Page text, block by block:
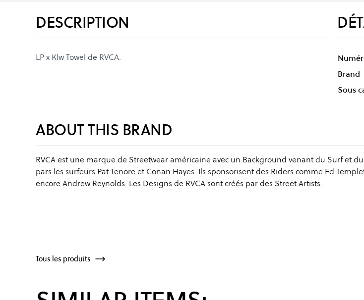
DESCRIPTION
LP x Klw Towel de RVCA.
Brand
Sous
ABOUT THIS BRAND
RVCA est une marque de Streetwear américaine avec un Background venant du Surf et
pars les surfeurs Pat Tenore et Conan Hayes. Ils sponsorisent des Riders comme Ed
encore Andrew Reynolds. Les Designs de RVCA sont créés par des Street Artists.
Tous les produits